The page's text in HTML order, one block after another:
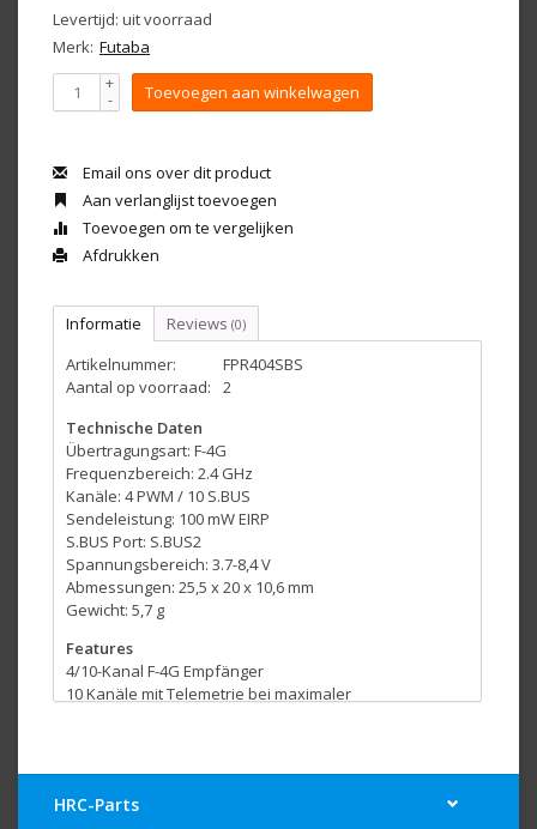
Levertijd: uit voorraad
Merk: Futaba
+
- Toevoegen aan winkelwagen
Email ons over dit product
Aan verlanglijst toevoegen
Toevoegen om te vergelijken
Afdrukken
Informatie Reviews (0)
Artikelnummer:
FPR404SBS
Aantal op voorraad:
2
Technische Daten
Übertragungsart: F-4G
Frequenzbereich: 2.4 GHz
Kanäle: 4 PWM / 10 S.BUS
Sendeleistung: 100 mW EIRP
S.BUS Port: S.BUS2
Spannungsbereich: 3.7-8,4 V
Abmessungen: 25,5 x 20 x 10,6 mm
Gewicht: 5,7 g
Features
4/10-Kanal F-4G Empfänger
10 Kanäle mit Telemetrie bei maximaler
S.BUS2 Port
HRC-Parts